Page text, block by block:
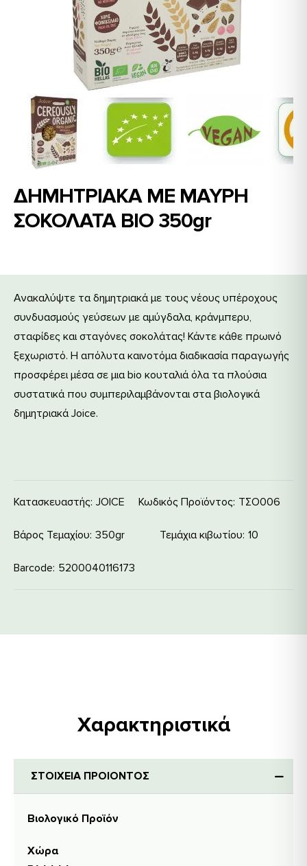
ΔΗΜΗΤΡΙΑΚΑ ΜΕ ΜΑΥΡΗ
ΣΟΚΟΛΑΤΑ ΒΙΟ 350gr
Κατασκευαστής: JOICE Κωδικός Προϊόντος: ΤΣΟ006
Βάρος Τεμαχίου 350gr Τεμάχια κιβωτίου 10
Barcode 5200040116173
Ανακαλύψτε τα δημητριακά με τους νέους υπέροχους
συνδυασμούς γεύσεων με αμύγδαλα, κράνμπερυ,
σταφίδες και σταγόνες σοκολάτας! Κάντε κάθε πρωινό
ξεχωριστό. Η απόλυτα καινοτόμα διαδικασία παραγωγής
προσφέρει μέσα σε μια bio κουταλιά όλα τα πλούσια
συστατικά που συμπεριλαμβάνονται στα βιολογικά
δημητριακά Joice.
Χαρακτηριστικά
ΣΤΟΙΧΕΙΑ ΠΡΟΙΟΝΤΟΣ
Βιολογικό Προϊόν
Χώρα